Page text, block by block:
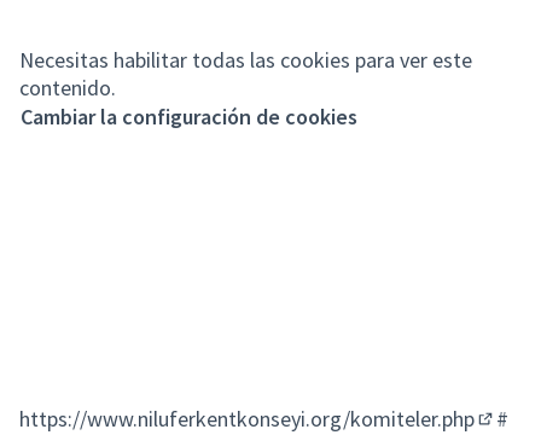
Necesitas habilitar todas las cookies para ver este
contenido.
Cambiar la configuración de cookies
https://www.niluferkentkonseyi.org/komiteler.php #